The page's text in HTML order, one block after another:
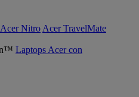
Acer Nitro Acer TravelMate
Laptops Acer con